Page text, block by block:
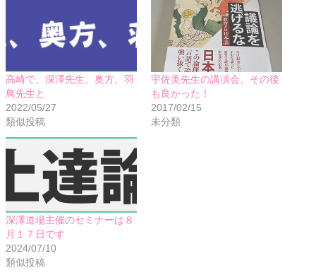
高崎で、深澤先生、奥方、羽
鳥先生と
2022/05/27
類似投稿
宇佐美先生の講演会、その後
も良かった！
2017/02/15
未分類
深澤道場主催のセミナーは８
月１７日です
2024/07/10
類似投稿